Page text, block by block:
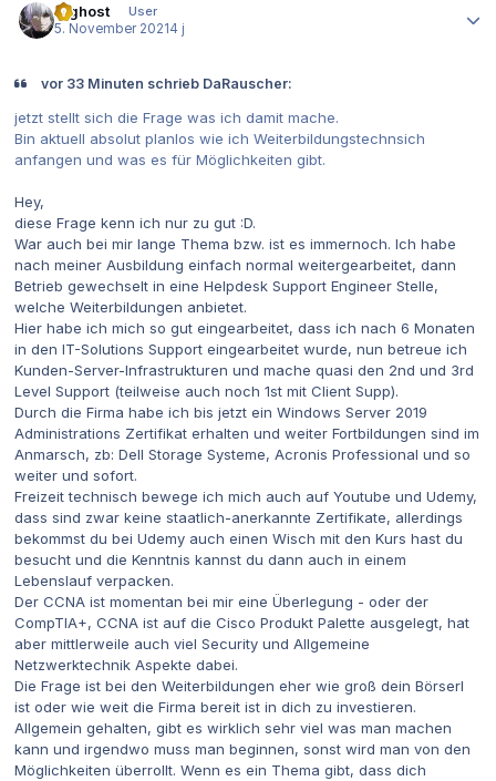
ITghost
User
5. November 2021 4 j
vor 33 Minuten schrieb DaRauscher:
jetzt stellt sich die Frage was ich damit mache.
Bin aktuell absolut planlos wie ich Weiterbildungstechnsich
anfangen und was es für Möglichkeiten gibt.
Hey,
diese Frage kenn ich nur zu gut :D.
War auch bei mir lange Thema bzw. ist es immernoch. Ich habe
nach meiner Ausbildung einfach normal weitergearbeitet, dann
Betrieb gewechselt in eine Helpdesk Support Engineer Stelle,
welche Weiterbildungen anbietet.
Hier habe ich mich so gut eingearbeitet, dass ich nach 6 Monaten
in den IT-Solutions Support eingearbeitet wurde, nun betreue ich
Kunden-Server-Infrastrukturen und mache quasi den 2nd und 3rd
Level Support (teilweise auch noch 1st mit Client Supp).
Durch die Firma habe ich bis jetzt ein Windows Server 2019
Administrations Zertifikat erhalten und weiter Fortbildungen sind im
Anmarsch, zb: Dell Storage Systeme, Acronis Professional und so
weiter und sofort.
Freizeit technisch bewege ich mich auch auf Youtube und Udemy,
dass sind zwar keine staatlich-anerkannte Zertifikate, allerdings
bekommst du bei Udemy auch einen Wisch mit den Kurs hast du
besucht und die Kenntnis kannst du dann auch in einem
Lebenslauf verpacken.
Der CCNA ist momentan bei mir eine Überlegung - oder der
CompTIA+, CCNA ist auf die Cisco Produkt Palette ausgelegt, hat
aber mittlerweile auch viel Security und Allgemeine
Netzwerktechnik Aspekte dabei.
Die Frage ist bei den Weiterbildungen eher wie groß dein Börserl
ist oder wie weit die Firma bereit ist in dich zu investieren.
Allgemein gehalten, gibt es wirklich sehr viel was man machen
kann und irgendwo muss man beginnen, sonst wird man von den
Möglichkeiten überrollt. Wenn es ein Thema gibt, dass dich